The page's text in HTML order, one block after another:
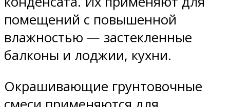
помещений с повышенной
влажностью — застекленные
балконы и лоджии, кухни.
Окрашивающие грунтовочные